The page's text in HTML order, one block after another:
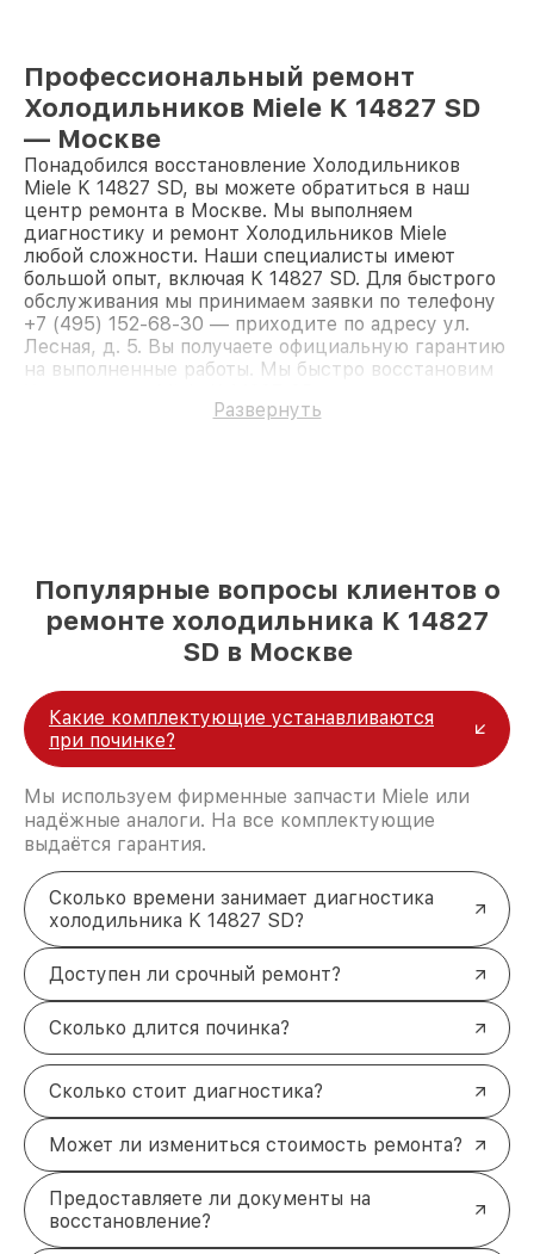
Профессиональный ремонт
Холодильников Miele K 14827 SD
— Москве
Понадобился восстановление Холодильников
Miele K 14827 SD, вы можете обратиться в наш
центр ремонта в Москве. Мы выполняем
диагностику и ремонт Холодильников Miele
любой сложности. Наши специалисты имеют
большой опыт, включая K 14827 SD. Для быстрого
обслуживания мы принимаем заявки по телефону
+7 (495) 152-68-30 — приходите по адресу ул.
Лесная, д. 5. Вы получаете официальную гарантию
на выполненные работы. Мы быстро восстановим
Развернуть
Популярные вопросы клиентов о
ремонте холодильника K 14827
SD в Москве
Какие комплектующие устанавливаются
при починке?
Мы используем фирменные запчасти Miele или
надёжные аналоги. На все комплектующие
выдаётся гарантия.
Сколько времени занимает диагностика
холодильника K 14827 SD?
Доступен ли срочный ремонт?
Сколько длится починка?
Сколько стоит диагностика?
Может ли измениться стоимость ремонта?
Предоставляете ли документы на
восстановление?